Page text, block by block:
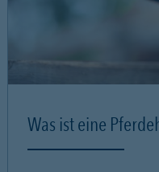
Was ist eine